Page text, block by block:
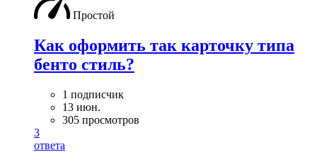
Простой
Как оформить так карточку типа
бенто стиль?
1 подписчик
13 июн.
305 просмотров
3
ответа